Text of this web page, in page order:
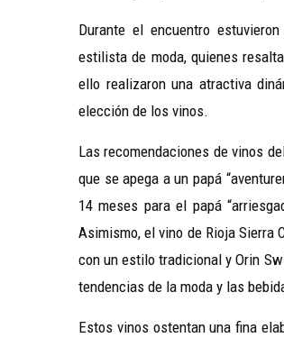
Durante el encuentro
estilista de moda, quienes
ello realizaron una atractiva
elección de los vinos.
Las recomendaciones de vinos
que se apega a un papá
14 meses para el papá
Asimismo, el vino de Rioja Sierra
con un estilo tradicional y Orin
tendencias de la moda y las
Estos vinos ostentan una fina